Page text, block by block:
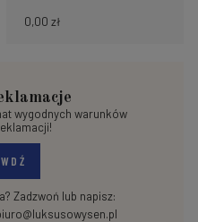
0,00 zł
wygodnych warunków
Zadzwoń lub napisz: